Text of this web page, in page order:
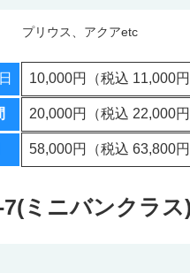
プリウス、アクアetc
10,000円（税込 11,000円
20,000円（税込 22,000円
58,000円（税込 63,800円
ミニバンクラス)